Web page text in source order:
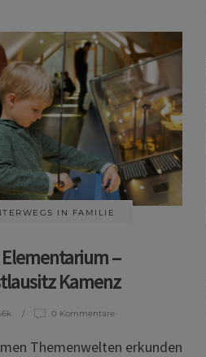
IN FAMILIE
–
Kamenz
0 Kommentare
Themenwelten erkunden